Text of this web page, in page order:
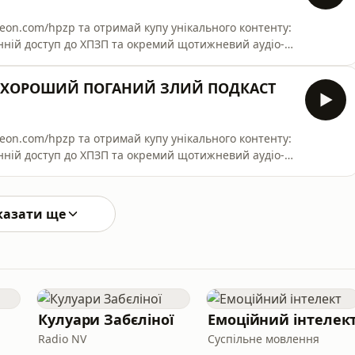
контенту:
доступ до ХПЗП та окремий щотижневий аудіо-
до квітів (та любов до вазонів); 18:10 - про
| ХОРОШИЙ ПОГАНИЙ ЗЛИЙ ПОДКАСТ
контенту:
доступ до ХПЗП та окремий щотижневий аудіо-
ще
Кулуари Забєліної
Radio NV
Емоційний
Суспільне мовлення